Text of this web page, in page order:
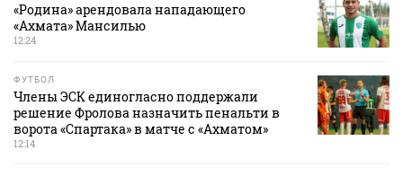
«Родина» арендовала нападающего
«Ахмата» Мансилью
12:24
ФУТБОЛ
Члены ЭСК единогласно поддержали
решение Фролова назначить пенальти в
ворота «Спартака» в матче с «Ахматом»
12:14